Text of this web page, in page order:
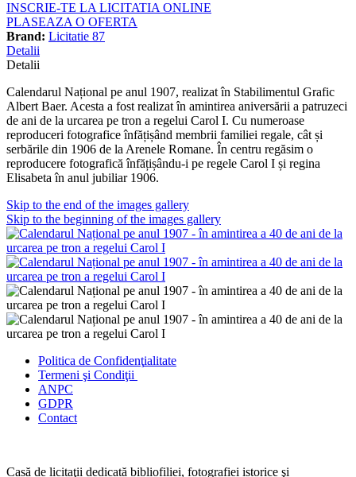
INSCRIE-TE LA LICITATIA ONLINE
PLASEAZA O OFERTA
Brand: Licitatie 87
Detalii
Detalii
Calendarul Național pe anul 1907, realizat în Stabilimentul Grafic
Albert Baer. Acesta a fost realizat în amintirea aniversării a patruzeci
de ani de la urcarea pe tron a regelui Carol I. Cu numeroase
reproduceri fotografice înfățișând membrii familiei regale, cât și
serbările din 1906 de la Arenele Romane. În centru regăsim o
reproducere fotografică înfățișându-i pe regele Carol I și regina
Elisabeta în anul jubiliar 1906.
Skip to the end of the images gallery
Skip to the beginning of the images gallery
Politica de Confidenţialitate
Termeni şi Condiţii
ANPC
GDPR
Contact
Casă de licitaţii dedicată bibliofiliei, fotografiei istorice şi